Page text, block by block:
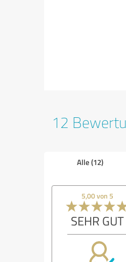
12
Alle (12)
5,00 von 5
SEHR GUT